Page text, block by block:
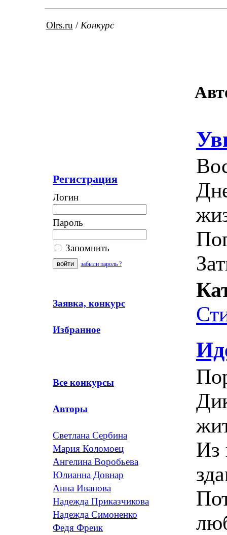
Olrs.ru / Конкурс
Регистрация
Логин
Пароль
Запомнить
забыли пароль ?
Заявка, конкурс
Избранное
Все конкурсы
Авторы
Светлана Сербина
Мария Коломоец
Ангелина Воробьева
Юлианна Довнар
Анна Иванова
Надежда Приказчикова
Надежда Симоненко
Федя Фреик
Из